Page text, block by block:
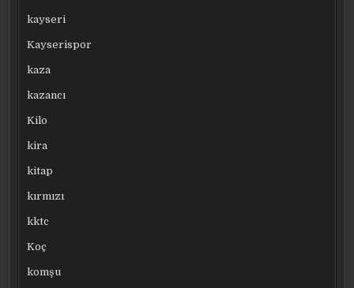
kayseri
Kayserispor
kaza
kazancı
Kilo
kira
kitap
kırmızı
kktc
Koç
komşu